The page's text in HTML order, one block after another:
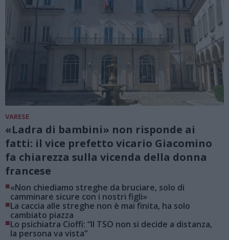
VARESE
«Ladra di bambini» non risponde ai
fatti: il vice prefetto vicario Giacomino
fa chiarezza sulla vicenda della donna
francese
■«Non chiediamo streghe da bruciare, solo di
camminare sicure con i nostri figli»
■La caccia alle streghe non è mai finita, ha solo
cambiato piazza
■Lo psichiatra Cioffi: “Il TSO non si decide a distanza,
la persona va vista”